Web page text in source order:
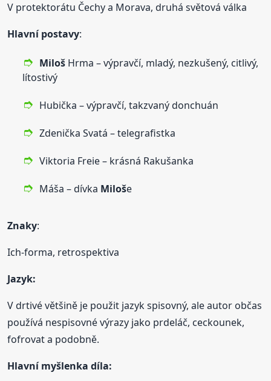
V protektorátu Čechy a Morava, druhá světová válka
Hlavní postavy:
Miloš Hrma – výpravčí, mladý, nezkušený, citlivý,
lítostivý
Hubička – výpravčí, takzvaný donchuán
Zdenička Svatá – telegrafistka
Viktoria Freie – krásná Rakušanka
Máša – dívka Miloše
Znaky:
Ich-forma, retrospektiva
Jazyk:
V drtivé většině je použit jazyk spisovný, ale autor občas
používá nespisovné výrazy jako prdeláč, ceckounek,
fofrovat a podobně.
Hlavní myšlenka díla: